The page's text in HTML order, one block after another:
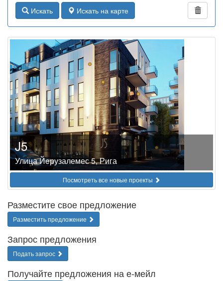
Искать Искать на карте
J5
Улица Йeрузалемес 5, Рига
Посмотреть все новые проекты
Разместите свое предложение
Разместить предложение
Запрос предложения
Подать запрос
Получайте предложения на е-мейл